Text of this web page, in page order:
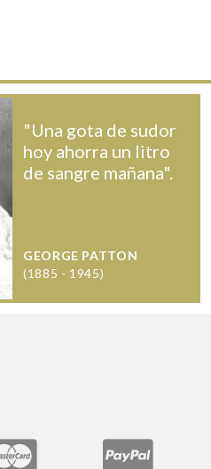
"Una gota de sudor
hoy ahorra un litro
de sangre mañana".
GEORGE PATTON
(1885 - 1945)